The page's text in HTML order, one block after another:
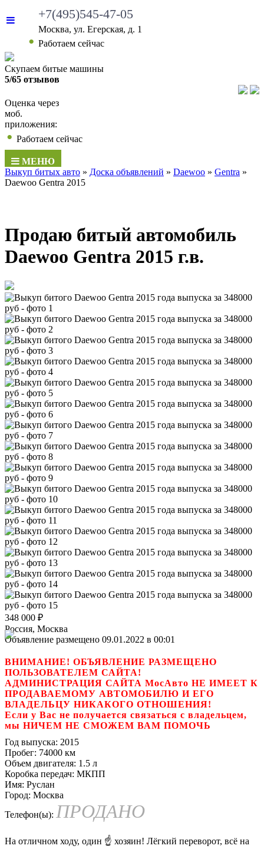
+7(495)545-47-05
Москва, ул. Егерская, д. 1
• Работаем сейчас
Скупаем битые машины
5/65 отзывов
Оценка через
моб.
приложения:
• Работаем сейчас
МЕНЮ
Выкуп битых авто » Доска объявлений » Daewoo » Gentra »
Daewoo Gentra 2015
Продаю битый автомобиль
Daewoo Gentra 2015 г.в.
348 000 ₽
Россия, Москва
Объявление размещено 09.01.2022 в 00:01
ВНИМАНИЕ! ОБЪЯВЛЕНИЕ РАЗМЕЩЕНО
ПОЛЬЗОВАТЕЛЕМ САЙТА!
АДМИНИСТРАЦИЯ САЙТА МосАвто НЕ ИМЕЕТ К
ПРОДАВАЕМОМУ АВТОМОБИЛЮ И ЕГО
ВЛАДЕЛЬЦУ НИКАКОГО ОТНОШЕНИЯ!
Если у Вас не получается связаться с владельцем,
мы НИЧЕМ НЕ СМОЖЕМ ВАМ ПОМОЧЬ
Год выпуска: 2015
Пробег: 74000 км
Объем двигателя: 1.5 л
Коробка передач: МКПП
Имя: Руслан
Город: Москва
Телефон(ы): ПРОДАНО
На отличном ходу, один ☝️ хозяин! Лёгкий переворот, всё на